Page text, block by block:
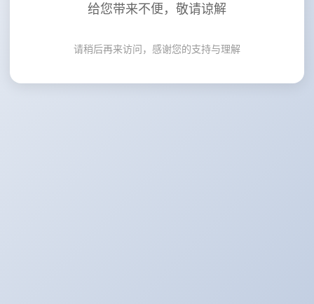
给您带来不便，敬请谅解
请稍后再来访问，感谢您的支持与理解